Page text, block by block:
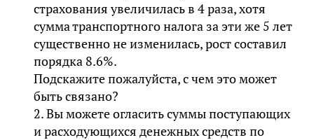
страхования увеличилась в 4 раза, хотя
сумма транспортного налога за эти же 5 лет
существенно не изменилась, рост составил
порядка 8.6%.
Подскажите пожалуйста, с чем это может
быть связано?
2. Вы можете огласить суммы поступающих
и расходующихся денежных средств по